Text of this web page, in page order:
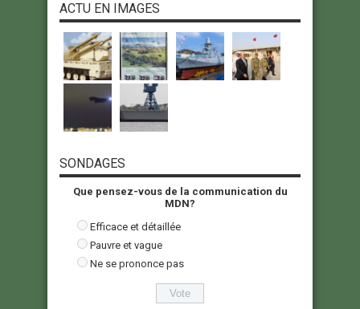
ACTU EN IMAGES
SONDAGES
Que pensez-vous de la communication du
MDN?
Efficace et détaillée
Pauvre et vague
Ne se prononce pas